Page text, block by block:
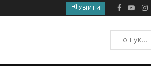
УВІЙТИ